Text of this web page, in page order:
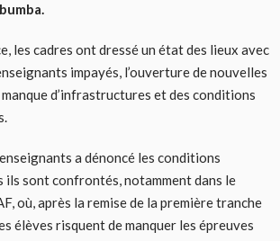
les cadres ont dressé un état des lieux avec
impayés, l’ouverture de nouvelles
d’infrastructures et des conditions
a dénoncé les conditions
ils sont confrontés, notamment dans le
où, après la remise de la première tranche
élèves risquent de manquer les épreuves